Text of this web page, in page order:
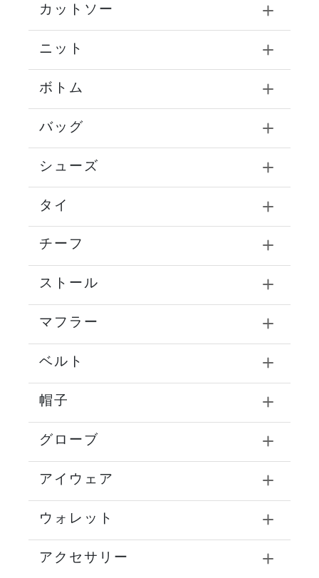
カットソー
ニット
ボトム
バッグ
シューズ
タイ
チーフ
ストール
マフラー
ベルト
帽子
グローブ
アイウェア
ウォレット
アクセサリー